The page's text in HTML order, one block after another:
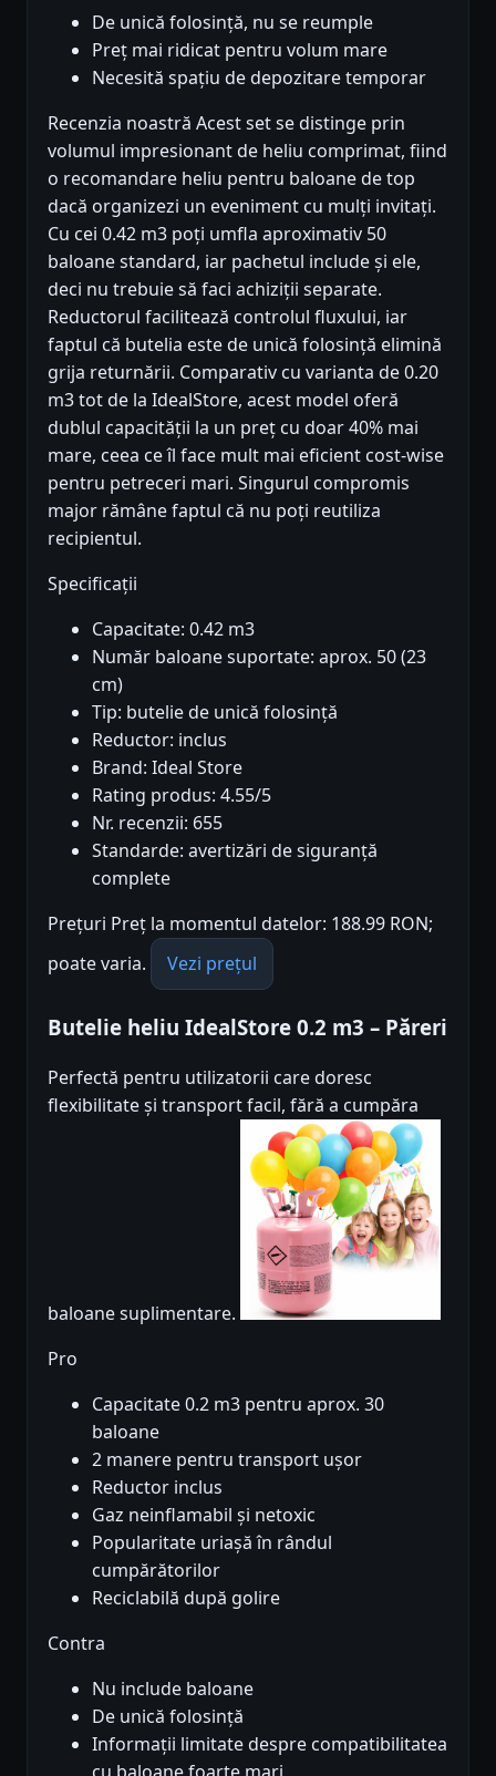
De unică folosință, nu se reumple
Preț mai ridicat pentru volum mare
Necesită spațiu de depozitare temporar
Recenzia noastră Acest set se distinge prin
volumul impresionant de heliu comprimat, fiind
o recomandare heliu pentru baloane de top
dacă organizezi un eveniment cu mulți invitați.
Cu cei 0.42 m3 poți umfla aproximativ 50
baloane standard, iar pachetul include și ele,
deci nu trebuie să faci achiziții separate.
Reductorul facilitează controlul fluxului, iar
faptul că butelia este de unică folosință elimină
grija returnării. Comparativ cu varianta de 0.20
m3 tot de la IdealStore, acest model oferă
dublul capacității la un preț cu doar 40% mai
mare, ceea ce îl face mult mai eficient cost-wise
pentru petreceri mari. Singurul compromis
major rămâne faptul că nu poți reutiliza
recipientul.
Specificații
Capacitate: 0.42 m3
Număr baloane suportate: aprox. 50 (23
cm)
Tip: butelie de unică folosință
Reductor: inclus
Brand: Ideal Store
Rating produs: 4.55/5
Nr. recenzii: 655
Standarde: avertizări de siguranță
complete
Prețuri Preț la momentul datelor: 188.99 RON;
poate varia.
Vezi prețul
Butelie heliu IdealStore 0.2 m3 – Păreri
Perfectă pentru utilizatorii care doresc
flexibilitate și transport facil, fără a cumpăra
baloane suplimentare.
Pro
Capacitate 0.2 m3 pentru aprox. 30
baloane
2 manere pentru transport ușor
Reductor inclus
Gaz neinflamabil și netoxic
Popularitate uriașă în rândul
cumpărătorilor
Reciclabilă după golire
Contra
Nu include baloane
De unică folosință
Informații limitate despre compatibilitatea